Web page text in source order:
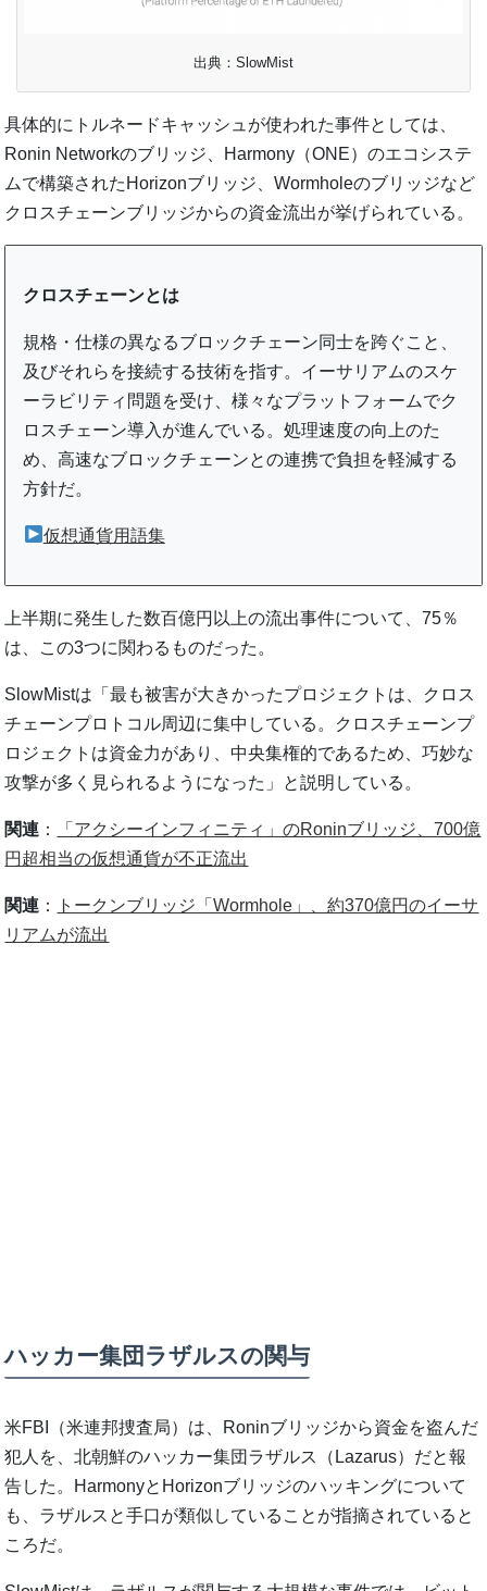
出典：SlowMist
具体的にトルネードキャッシュが使われた事件としては、
Ronin Networkのブリッジ、Harmony（ONE）のエコシステ
ムで構築されたHorizonブリッジ、Wormholeのブリッジなど
クロスチェーンブリッジからの資金流出が挙げられている。
クロスチェーンとは
規格・仕様の異なるブロックチェーン同士を跨ぐこと、
及びそれらを接続する技術を指す。イーサリアムのスケ
ーラビリティ問題を受け、様々なプラットフォームでク
ロスチェーン導入が進んでいる。処理速度の向上のた
め、高速なブロックチェーンとの連携で負担を軽減する
方針だ。
仮想通貨用語集
上半期に発生した数百億円以上の流出事件について、75％
は、この3つに関わるものだった。
SlowMistは「最も被害が大きかったプロジェクトは、クロス
チェーンプロトコル周辺に集中している。クロスチェーンプ
ロジェクトは資金力があり、中央集権的であるため、巧妙な
攻撃が多く見られるようになった」と説明している。
関連 ：
「アクシーインフィニティ」のRoninブリッジ、700億
円超相当の仮想通貨が不正流出
関連 ：
トークンブリッジ「Wormhole」、約370億円のイーサ
リアムが流出
ハッカー集団ラザルスの関与
米FBI（米連邦捜査局）は、Roninブリッジから資金を盗んだ
犯人を、北朝鮮のハッカー集団ラザルス（Lazarus）だと報
告した。HarmonyとHorizonブリッジのハッキングについて
も、ラザルスと手口が類似していることが指摘されていると
ころだ。